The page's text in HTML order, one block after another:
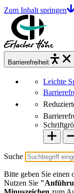
Zum Inhalt springen
Barrierefrei heit
Leichte
Suche
Bitte geben Sie einen
Nutzen Sie